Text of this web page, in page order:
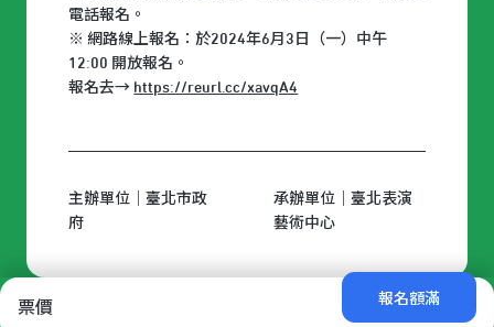
票價
報名額滿
電話報名。
※ 網路線上報名：於2024年6月3日（一）中午
12:00 開放報名。
報名去→ https://reurl.cc/xavqA4
主辦單位｜臺北市政
府
承辦單位｜臺北表演
藝術中心